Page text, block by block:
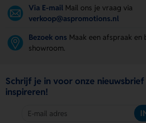
Via E-mail Mail ons je vraag via
verkoop@aspromotions.nl
Bezoek ons Maak een afspraak en
showroom.
Schrijf je in voor onze
inspireren!